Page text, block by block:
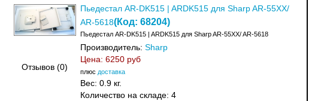
Отзывов (0)
Пьедестал AR-DK515 | ARDK515 для Sharp AR-55XX/
AR-5618(Код: 68204)
Пьедестал AR-DK515 | ARDK515 для Sharp AR-55XX/ AR-5618
Производитель: Sharp
Цена: 6250 руб
плюс доставка
Вес: 0.9 кг.
Количество на складе: 4